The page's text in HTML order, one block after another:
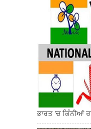
ਭਾਰਤ 'ਚ ਕਿੰਨੀਆਂ